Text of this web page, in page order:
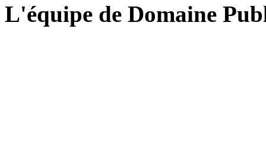
L'équipe de Domaine